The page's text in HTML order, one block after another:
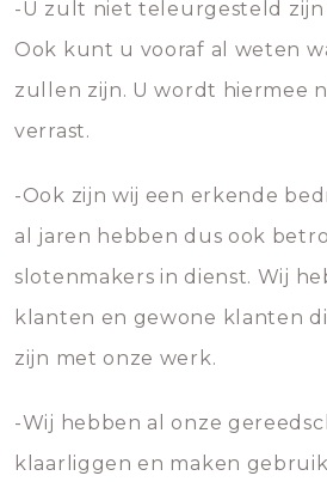
-U zult niet teleurgesteld zijn
Ook kunt u vooraf al weten
zullen zijn. U wordt hiermee
verrast.
-Ook zijn wij een erkende
al jaren hebben dus ook
slotenmakers in dienst. Wij
klanten en gewone klanten
zijn met onze werk.
-Wij hebben al onze
klaarliggen en maken